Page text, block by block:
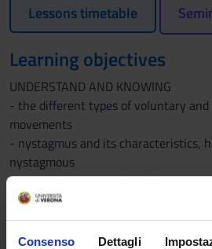
Consenso Dettagli
Lessons timetable
Learning objectives
UNDERSTAND AND KNOWING
- the different types of voluntary
movements
- nystagmus and its characteristics,
nystagmous
KNOWING AND REMEMBERING
- the equipment used for a complete
examination (electronstagmography,
otocalorimeter, video Head Impulse